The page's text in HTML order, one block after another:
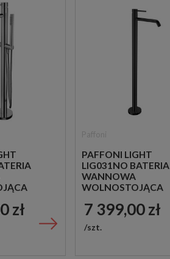
zł
PAFFONI LIGHT
LIG031NO BATERIA
WANNOWA
WOLNOSTOJĄCA
7 399,00 zł
szt.